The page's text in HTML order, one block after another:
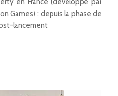
en France (développé par
Games) : depuis la phase de
lancement